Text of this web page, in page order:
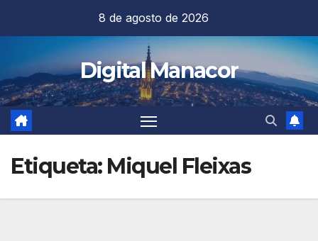
contenido
8 de agosto de 2026
Digital Manacor
Etiqueta: Miquel Fleixas